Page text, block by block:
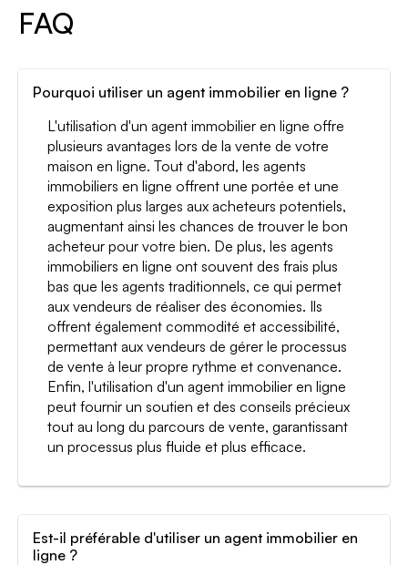
FAQ
Pourquoi utiliser un agent immobilier en ligne ?
L'utilisation d'un agent immobilier en ligne offre
plusieurs avantages lors de la vente de votre
maison en ligne. Tout d'abord, les agents
immobiliers en ligne offrent une portée et une
exposition plus larges aux acheteurs potentiels,
augmentant ainsi les chances de trouver le bon
acheteur pour votre bien. De plus, les agents
immobiliers en ligne ont souvent des frais plus
bas que les agents traditionnels, ce qui permet
aux vendeurs de réaliser des économies. Ils
offrent également commodité et accessibilité,
permettant aux vendeurs de gérer le processus
de vente à leur propre rythme et convenance.
Enfin, l'utilisation d'un agent immobilier en ligne
peut fournir un soutien et des conseils précieux
tout au long du parcours de vente, garantissant
un processus plus fluide et plus efficace.
Est-il préférable d'utiliser un agent immobilier en
ligne ?